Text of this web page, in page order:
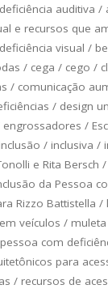
auditiva /
e recursos que
visual /
/ cega / cego /
/ comunicação
/ design
engrossadores /
inclusão / inclusiva /
e Rita Bersch /
da Pessoa
Rizzo Battistella /
veículos / muleta
pessoa com
para
/ recursos de